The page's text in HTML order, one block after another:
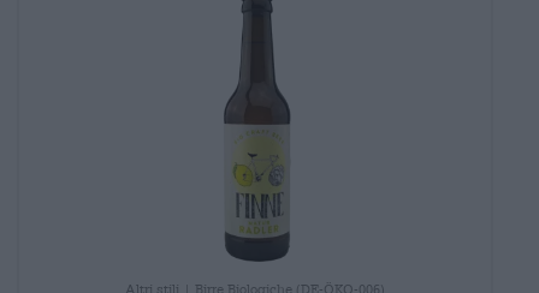
Altri stili | Birre Biologiche (DE-ÖKO-006)